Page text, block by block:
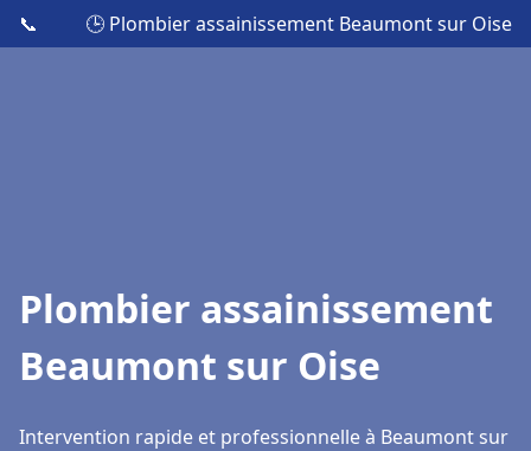
📞 🕒 Plombier assainissement Beaumont sur Oise
Plombier assainissement
Beaumont sur Oise
Intervention rapide et professionnelle à Beaumont sur